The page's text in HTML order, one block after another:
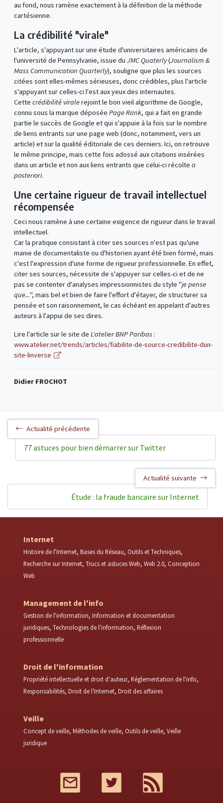
au fond, nous ramène exactement à la définition de la méthode
cartésienne.
La crédibilité "virale"
L'article, s'appuyant sur une étude d'universitaires américains de
l'université de Pennsylvanie, issue du JMC Quaterly(Journalism &
Mass Communication Quarterly), souligne que plus les sources
citées sont elles-mêmes sérieuses, donc crédibles, plus l'article
s'appuyant sur celles-ci l'est aux yeux des internautes.
Cette crédibilité viralerejoint le bon vieil algorithme de Google,
connu sous la marque déposée Page Rank, qui a fait en grande
partie le succès de Google et qui s'appuie à la fois sur le nombre
de liens entrants sur une page web (donc, notamment, vers un
article) et sur la qualité éditoriale de ces derniers. Ici, on retrouve
le même principe, mais cette fois adossé aux citations insérées
dans un article et non aux liens entrants que celui-ci récolte a
posteriori.
Une certaine rigueur de travail intellectuel
récompensée
Ceci nous ramène à une certaine exigence de rigueur dans le travail
intellectuel.
Car la pratique consistant à citer ses sources n'est pas qu'une
manie de documentaliste ou d'historien ayant été bien formé, mais
c'est l'expression d'une forme de rigueur professionnelle. En effet,
citer ses sources, nécessite de s'appuyer sur celles-ci et de ne
pas se contenter d'analyses impressionnistes du style "je pense
que...", mais bel et bien de faire l'effort d'étayer, de structurer sa
pensée et son raisonnement, le cas échéant en appelant d'autres
auteurs à l'appui de ses dires.
Lire l'article sur le site de L'atelier BNP Paribas :
www.atelier.net/trends/articles/fiabilite-de-source-credibilite-dun-
site-linverse
Didier FROCHOT
Actualité précédente
77 astuces pour bien démarrer sur Twitter
Actualité suivante
Étude : la fraude bancaire sur Internet
Internet
Histoire de l'Internet Bases du Réseau Outils et Techniques
Recherche sur Internet Trucs et astuces Web Web 2.0 Conception
Web
Management de l'info
Gestion de l'information Information et documentation
juridiques Technologies de l'information Réflexion
professionnelle
Droit de l'information
Propriété intellectuelle et droit d'auteur Réglementation de l'info
Responsabilités Droit de l'Internet Droit des affaires
Veille
Concept de veille Méthodes de veille Outils de veille Veille
juridique
Twitter